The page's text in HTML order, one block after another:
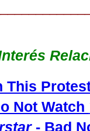
This
Not Watch
- Bad